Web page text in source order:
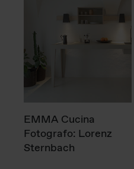
EMMA Cucina
Fotografo: Lorenz
Sternbach